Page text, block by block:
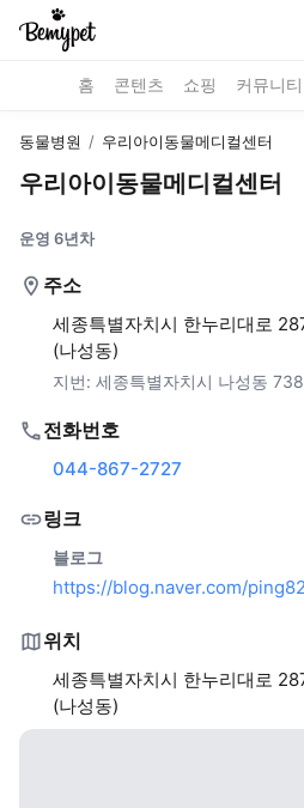
홈 콘텐츠 쇼핑 커뮤니티
동물병원 / 우리아이동물메디컬센터
우리아이동물메디컬센터
운영 6년차
주소
세종특별자치시 한누리대로
(나성동)
지번: 세종특별자치시 나성동
전화번호
044-867-2727
링크
블로그
https://blog.naver.com/
위치
세종특별자치시 한누리대로
(나성동)